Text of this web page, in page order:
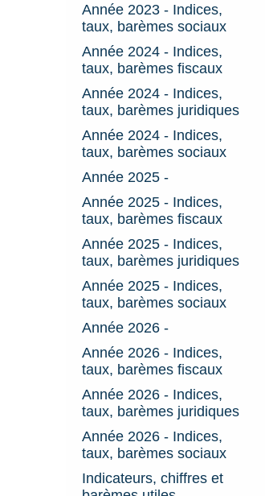
Année 2023 - Indices,
taux, barèmes sociaux
Année 2024 - Indices,
taux, barèmes fiscaux
Année 2024 - Indices,
taux, barèmes juridiques
Année 2024 - Indices,
taux, barèmes sociaux
Année 2025 -
Année 2025 - Indices,
taux, barèmes fiscaux
Année 2025 - Indices,
taux, barèmes juridiques
Année 2025 - Indices,
taux, barèmes sociaux
Année 2026 -
Année 2026 - Indices,
taux, barèmes fiscaux
Année 2026 - Indices,
taux, barèmes juridiques
Année 2026 - Indices,
taux, barèmes sociaux
Indicateurs, chiffres et